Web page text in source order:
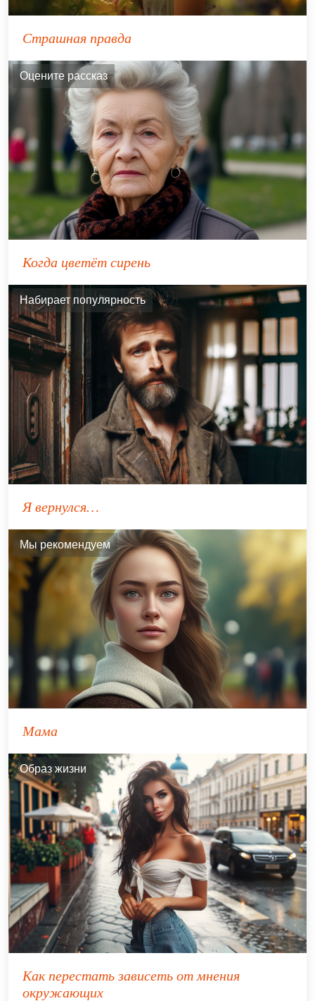
Страшная правда
Оцените рассказ
Когда цветёт сирень
Набирает популярность
Я вернулся…
Мы рекомендуем
Мама
Образ жизни
Как перестать зависеть от мнения
окружающих